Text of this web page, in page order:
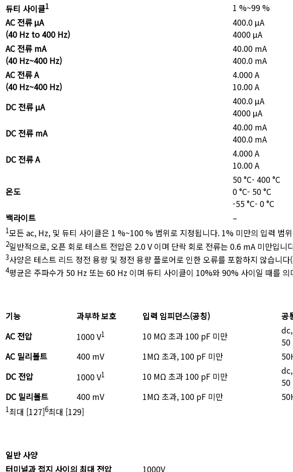
듀티 사이클1 1 %~99 %
AC 전류 μA
(40 Hz to 400 Hz)
400.0 μA
4000 μA
AC 전류 mA
(40 Hz~400 Hz)
40.00 mA
400.0 mA
AC 전류 A
(40 Hz~400 Hz)
4.000 A
10.00 A
DC 전류 μA
400.0 μA
4000 μA
DC 전류 mA
40.00 mA
400.0 mA
DC 전류 A
4.000 A
10.00 A
온도
50 °C- 400 °C
0 °C- 50 °C
-55 °C- 0 °C
백라이트
–
1모든 ac, Hz, 및 듀티 사이클은 1 %~100 % 범위로 지정됩니다. 1% 미만의 입력 범
2일반적으로, 오픈 회로 테스트 전압은 2.0 V 이며 단락 회로 전류는 0.6 mA 미만입니
3사양은 테스트 리드 정전 용량 및 정전 용량 플로어로 인한 오류를 포함하지 않습니
4평균은 주파수가 50 Hz 또는 60 Hz 이며 듀티 사이클이 10%와 90% 사이일 때를 의
기능 과부하 보호 입력 임피던스(공칭) 공
AC 전압
1000 V1 10 MΩ 초과 100 pF 미만
dc,
50
AC 밀리볼트
400 mV 1MΩ 초과, 100 pF 미만
DC 전압
1000 V1 10 MΩ 초과 100 pF 미만
dc,
50
DC 밀리볼트
400 mV 1MΩ 초과, 100 pF 미만
1최대 [127]6최대 [129]
일반 사양
터미널과 접지 사이의 최대 전압
1000V